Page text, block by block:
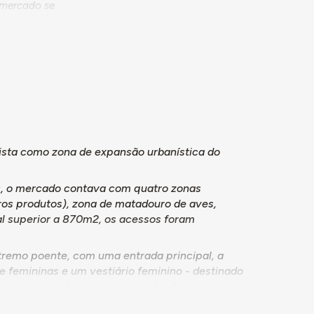
se
do
de
e dá
ano, é
é
mais
ano.
de
como zona de expansão urbanística do
o mercado contava com quatro zonas
produtos), zona de matadouro de aves,
superior a 870m2, os acessos foram
poente, com uma entrada principal, a
femininas e um vestiário feminino - destinado
mulheres. Ainda nesta secção, ficavam